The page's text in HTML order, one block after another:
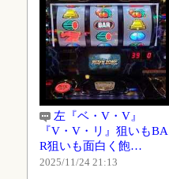
左『ベ・V・V』
『V・V・リ』狙いもBA
R狙いも面白く飽…
2025/11/24 21:13